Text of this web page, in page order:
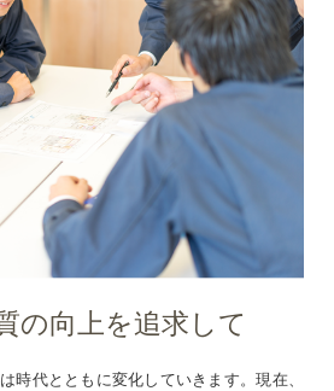
の向上を追求して
時代とともに変化していきます。現在、